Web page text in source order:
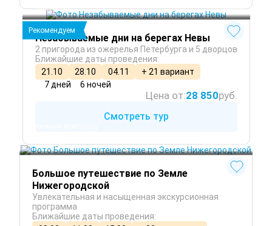
Петергоф
Рекомендуем
Весна
Незабываемые дни на берегах Невы
2 пригорода из ожерелья Петербурга и 5 дворцов
Ближайшие даты проведения:
21.10
28.10 04.11
+ 21 вариант
7 дней
6 ночей
Цена от:28 850руб.
Смотреть тур
Семенов
Круглый год
Большое путешествие по Земле
Нижегородской
Увлекательная и насыщенная экскурсионная
программа
Ближайшие даты проведения: